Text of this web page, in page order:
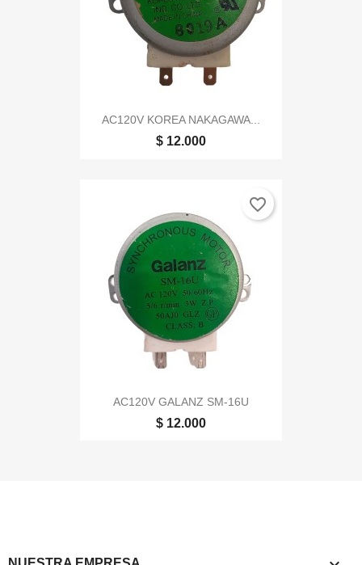
AC120V KOREA NAKAGAWA...
$ 12.000
AC120V GALANZ SM-16U
$ 12.000
favorite_border